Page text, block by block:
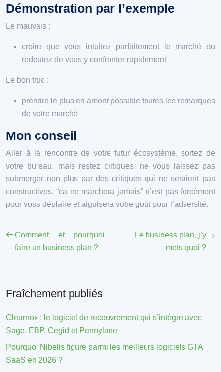
Démonstration par l’exemple
Le mauvais :
croire que vous intuitez parfaitement le marché ou
redoutez de vous y confronter rapidement
Le bon truc :
prendre le plus en amont possible toutes les remarques
de votre marché
Mon conseil
Aller à la rencontre de votre futur écosystème, sortez de
votre bureau, mais restez critiques, ne vous laissez pas
submerger non plus par des critiques qui ne seraient pas
constructives. “ca ne marchera jamais” n’est pas forcément
pour vous déplaire et aiguisera votre goût pour l’adversité.
Comment et pourquoi
faire un business plan ?
Le business plan, j’y
mets quoi ?
Fraîchement publiés
Clearnox : le logiciel de recouvrement qui s’intègre avec
Sage, EBP, Cegid et Pennylane
Pourquoi Nibelis figure parmi les meilleurs logiciels GTA
SaaS en 2026 ?